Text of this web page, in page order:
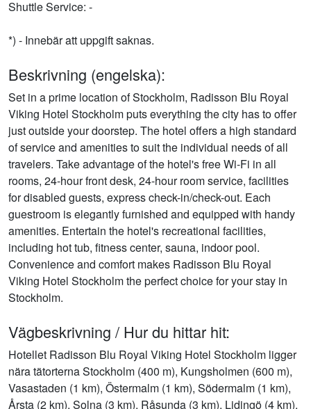
Shuttle Service: -
*) - Innebär att uppgift saknas.
Beskrivning (engelska):
Set in a prime location of Stockholm, Radisson Blu Royal
Viking Hotel Stockholm puts everything the city has to offer
just outside your doorstep. The hotel offers a high standard
of service and amenities to suit the individual needs of all
travelers. Take advantage of the hotel's free Wi-Fi in all
rooms, 24-hour front desk, 24-hour room service, facilities
for disabled guests, express check-in/check-out. Each
guestroom is elegantly furnished and equipped with handy
amenities. Entertain the hotel's recreational facilities,
including hot tub, fitness center, sauna, indoor pool.
Convenience and comfort makes Radisson Blu Royal
Viking Hotel Stockholm the perfect choice for your stay in
Stockholm.
Vägbeskrivning / Hur du hittar hit:
Hotellet Radisson Blu Royal Viking Hotel Stockholm ligger
nära tätorterna Stockholm (400 m), Kungsholmen (600 m),
Vasastaden (1 km), Östermalm (1 km), Södermalm (1 km),
Årsta (2 km), Solna (3 km), Råsunda (3 km), Lidingö (4 km),